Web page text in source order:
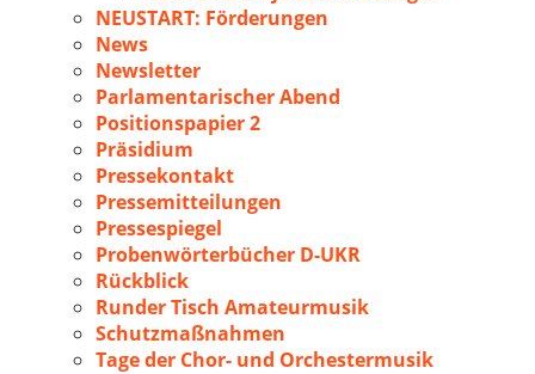
NEUSTART: Förderungen
News
Newsletter
Parlamentarischer Abend
Positionspapier 2
Präsidium
Pressekontakt
Pressemitteilungen
Pressespiegel
Probenwörterbücher D-UKR
Rückblick
Runder Tisch Amateurmusik
Schutzmaßnahmen
Tage der Chor- und Orchestermusik